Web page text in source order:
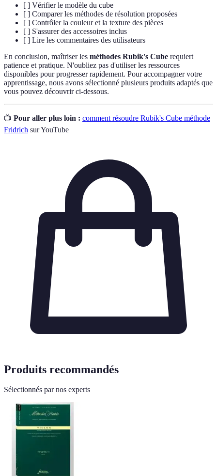
[ ] Vérifier le modèle du cube
[ ] Comparer les méthodes de résolution proposées
[ ] Contrôler la couleur et la texture des pièces
[ ] S'assurer des accessoires inclus
[ ] Lire les commentaires des utilisateurs
En conclusion, maîtriser les méthodes Rubik's Cube requiert
patience et pratique. N'oubliez pas d'utiliser les ressources
disponibles pour progresser rapidement. Pour accompagner votre
apprentissage, nous avons sélectionné plusieurs produits adaptés que
vous pouvez découvrir ci-dessous.
📺 Pour aller plus loin : comment résoudre Rubik's Cube méthode
Fridrich sur YouTube
Produits recommandés
Sélectionnés par nos experts